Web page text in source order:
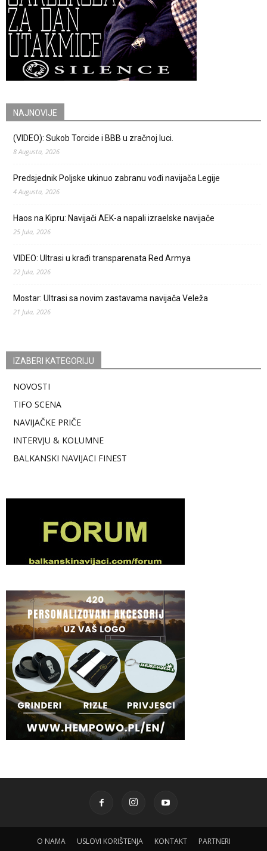
NAJNOVIJE
(VIDEO): Sukob Torcide i BBB u zračnoj luci.
8 Augusta, 2026
Predsjednik Poljske ukinuo zabranu vođi navijača Legije
4 Augusta, 2026
Haos na Kipru: Navijači AEK-a napali izraelske navijače
25 Jula, 2026
VIDEO: Ultrasi u krađi transparenata Red Armya
22 Jula, 2026
Mostar: Ultrasi sa novim zastavama navijača Veleža
21 Jula, 2026
IZABERI KATEGORIJU
NOVOSTI
TIFO SCENA
NAVIJAČKE PRIČE
INTERVJU & KOLUMNE
BALKANSKI NAVIJACI FINEST
O NAMA USLOVI KORIŠTENJA KONTAKT PARTNERI